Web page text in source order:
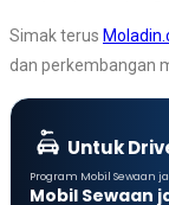
Simak terus
dan perkembangan
Untuk
Program Mobil Sewaan
Mobil Sewaan